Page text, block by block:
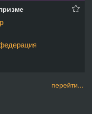
перейти...